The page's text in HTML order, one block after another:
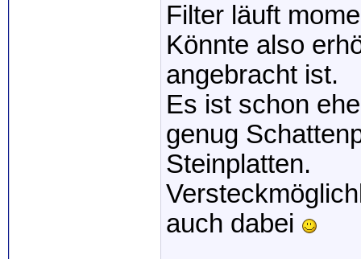
Filter läuft
Könnte also
angebracht ist.
Es ist schon
genug
Steinplatten.
auch dabei